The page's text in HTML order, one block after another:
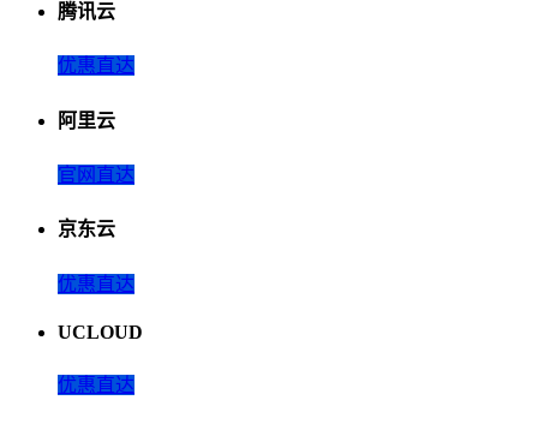
腾讯云
优惠直达
阿里云
官网直达
京东云
优惠直达
UCLOUD
优惠直达